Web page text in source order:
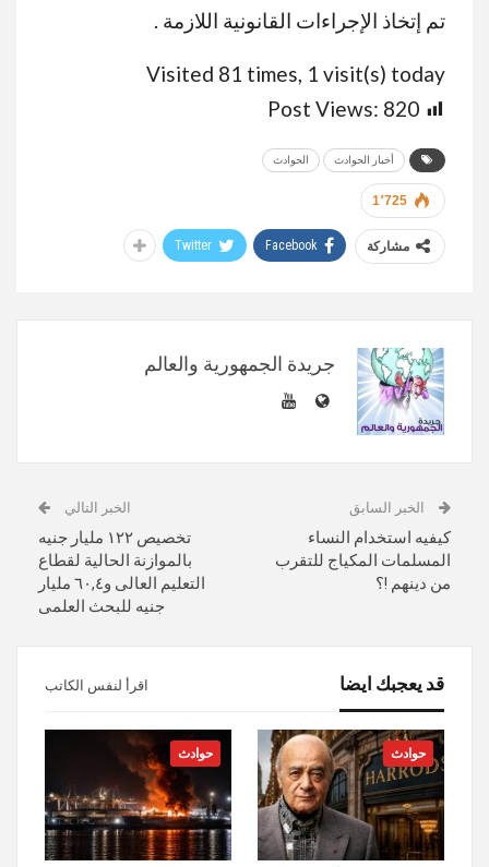
تم إتخاذ الإجراءات القانونية اللازمة .
Visited 81 times, 1 visit(s) today
Post Views: 820
أخبار الحوادث الحوادث
1٬725
مشاركة Facebook
Twitter
جريدة الجمهورية والعالم
الخبر السابق
كيفيه استخدام النساء
المسلمات المكياج للتقرب
من دينهم !؟
الخبر التالي
تخصيص ١٢٢ مليار جنيه
بالموازنة الحالية لقطاع
التعليم العالى و٦٠,٤ مليار
جنيه للبحث العلمى
قد يعجبك ايضا اقرأ لنفس الكاتب
حوادث حوادث